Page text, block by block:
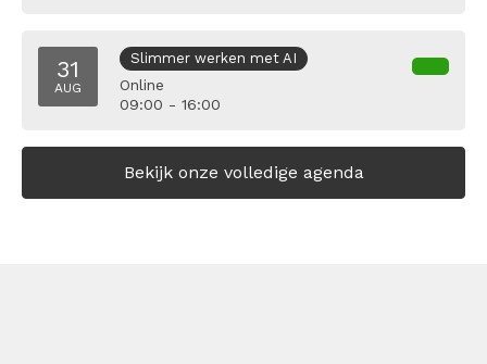
31
AUG
Slimmer werken met AI
Online
09:00 - 16:00
Bekijk onze volledige agenda